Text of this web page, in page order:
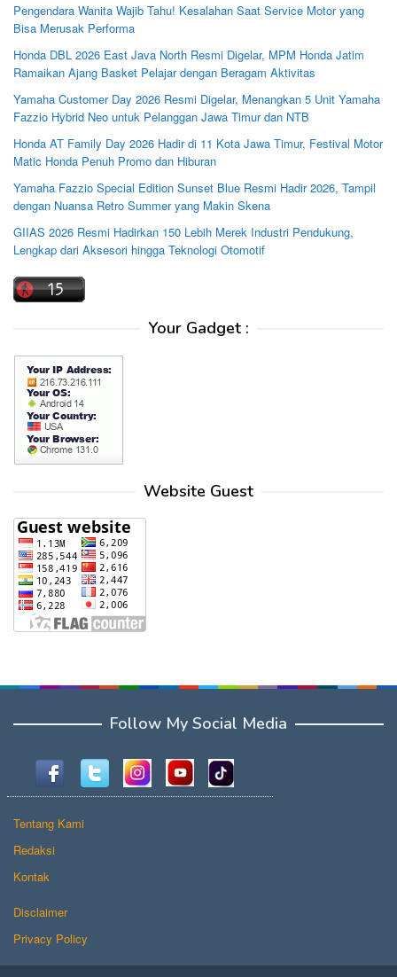
Pengendara Wanita Wajib Tahu! Kesalahan Saat Service Motor yang
Bisa Merusak Performa
Honda DBL 2026 East Java North Resmi Digelar, MPM Honda Jatim
Ramaikan Ajang Basket Pelajar dengan Beragam Aktivitas
Yamaha Customer Day 2026 Resmi Digelar, Menangkan 5 Unit Yamaha
Fazzio Hybrid Neo untuk Pelanggan Jawa Timur dan NTB
Honda AT Family Day 2026 Hadir di 11 Kota Jawa Timur, Festival Motor
Matic Honda Penuh Promo dan Hiburan
Yamaha Fazzio Special Edition Sunset Blue Resmi Hadir 2026, Tampil
dengan Nuansa Retro Summer yang Makin Skena
GIIAS 2026 Resmi Hadirkan 150 Lebih Merek Industri Pendukung,
Lengkap dari Aksesori hingga Teknologi Otomotif
Your Gadget :
Website Guest
Follow My Social Media
Tentang Kami
Redaksi
Kontak
Disclaimer
Privacy Policy